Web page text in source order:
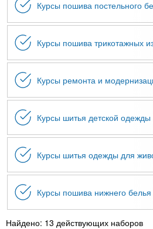
Курсы пошива постельного
Курсы пошива трикотажных
Курсы ремонта и
Курсы шитья детской одежды
Курсы шитья одежды для
Курсы пошива нижнего белья
Найдено: 13 действующих наборов